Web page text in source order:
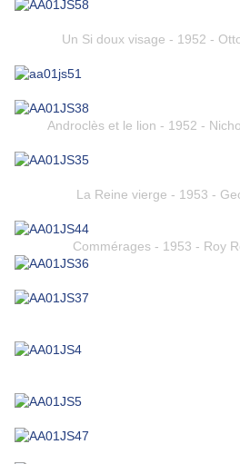
Un Si doux visage - 1952 - Otto
Androclès et le lion - 1952 -
La Reine vierge - 1953 -
Commérages - 1953 - Roy